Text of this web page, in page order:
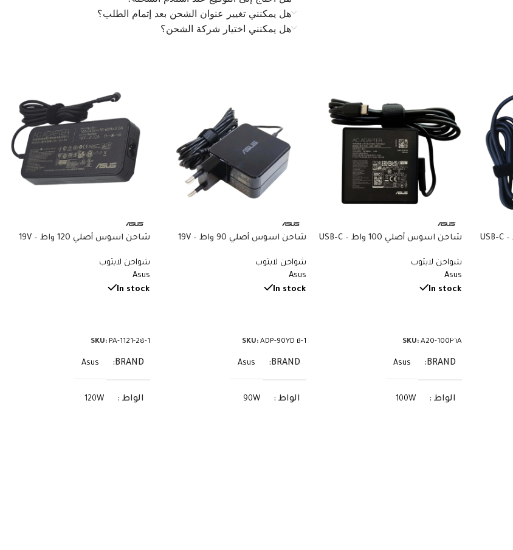
هل يمكنني تغيير عنوان الشحن بعد إتمام الطلب؟
هل يمكنني اختيار شركة الشحن؟
شاحن اسوس أصلي 65 واط USB-C –
شاحن اسوس أصلي 100 واط USB-C –
Flow ZenBook Zephyrus – Original
100P1A
شواحن لابتوب
Asus
In stock
SKU:A20-100P1A
BRAND
Asus
الواط 100W
شاحن اسوس أصلي 90 واط – 19V
VivoBook X515 X540 Chromebook –
ADP-90YD B
شواحن لابتوب
Asus
In stock
SKU: ADP-90YD B-1
BRAND
Asus
الواط 90W
شاحن اسوس أصلي 120 واط – 19V
GL TUF FX VivoBook Pro – Original
28
شواحن لابتوب
Asus
In stock
SKU: PA-1121-28-1
BRAND
Asus
الواط 120W